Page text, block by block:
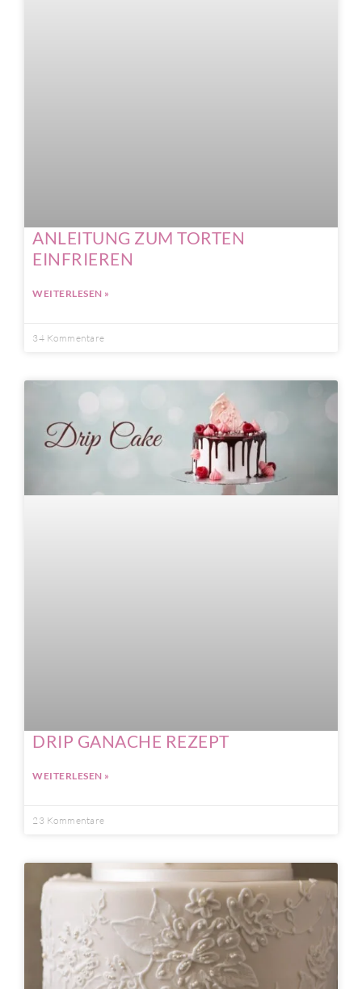
ANLEITUNG ZUM TORTEN
EINFRIEREN
WEITERLESEN »
34 Kommentare
DRIP GANACHE REZEPT
WEITERLESEN »
23 Kommentare